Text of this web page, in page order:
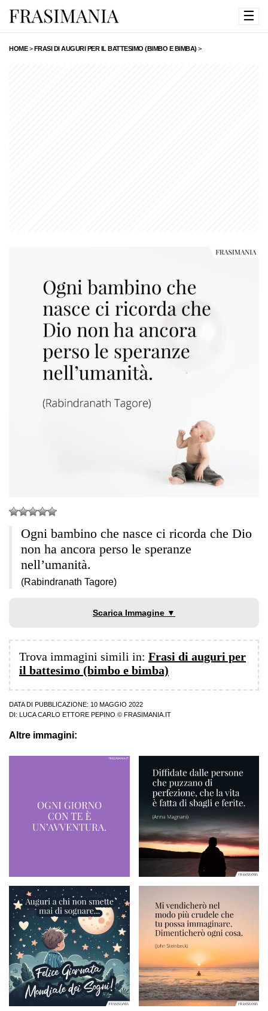
☰
HOME>FRASI DI AUGURI PER IL BATTESIMO (BIMBO E BIMBA) >
Ogni bambino che nasce ci ricorda che Dio
non ha ancora perso le speranze
nell’umanità.
(Rabindranath Tagore)
Scarica Immagine ▼
Trova immagini simili in: Frasi di auguri per
il battesimo (bimbo e bimba)
DATA DI PUBBLICAZIONE: 10 MAGGIO 2022
DI:
LUCA CARLO ETTORE PEPINO © FRASIMANIA.IT
Altre immagini: